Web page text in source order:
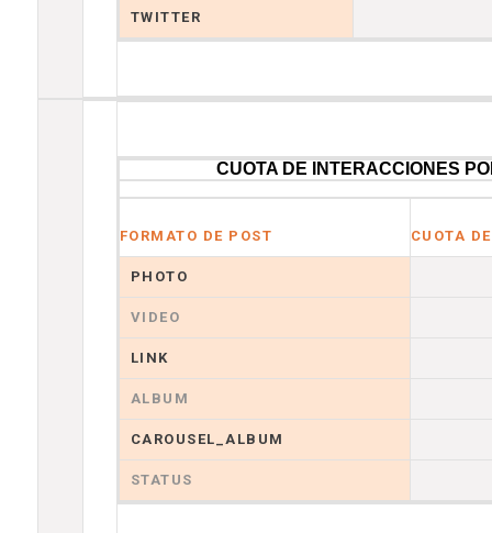
TWITTER
CUOTA DE INTERACCIONES
FORMATO DE POST CUOTA
PHOTO
VIDEO
LINK
ALBUM
CAROUSEL_ALBUM
STATUS